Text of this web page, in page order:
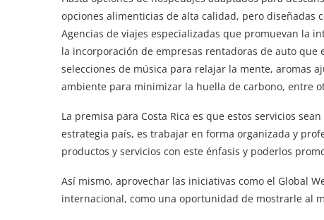
opciones alimenticias de alta calidad, pero diseñadas
Agencias de viajes especializadas que promuevan la
la incorporación de empresas rentadoras de auto
selecciones de música para relajar la mente, aromas
ambiente para minimizar la huella de carbono, entre
La premisa para Costa Rica es que estos servicios
estrategia país, es trabajar en forma organizada y
productos y servicios con este énfasis y poderlos
Así mismo, aprovechar las iniciativas como el Global
internacional, como una oportunidad de mostrarle al